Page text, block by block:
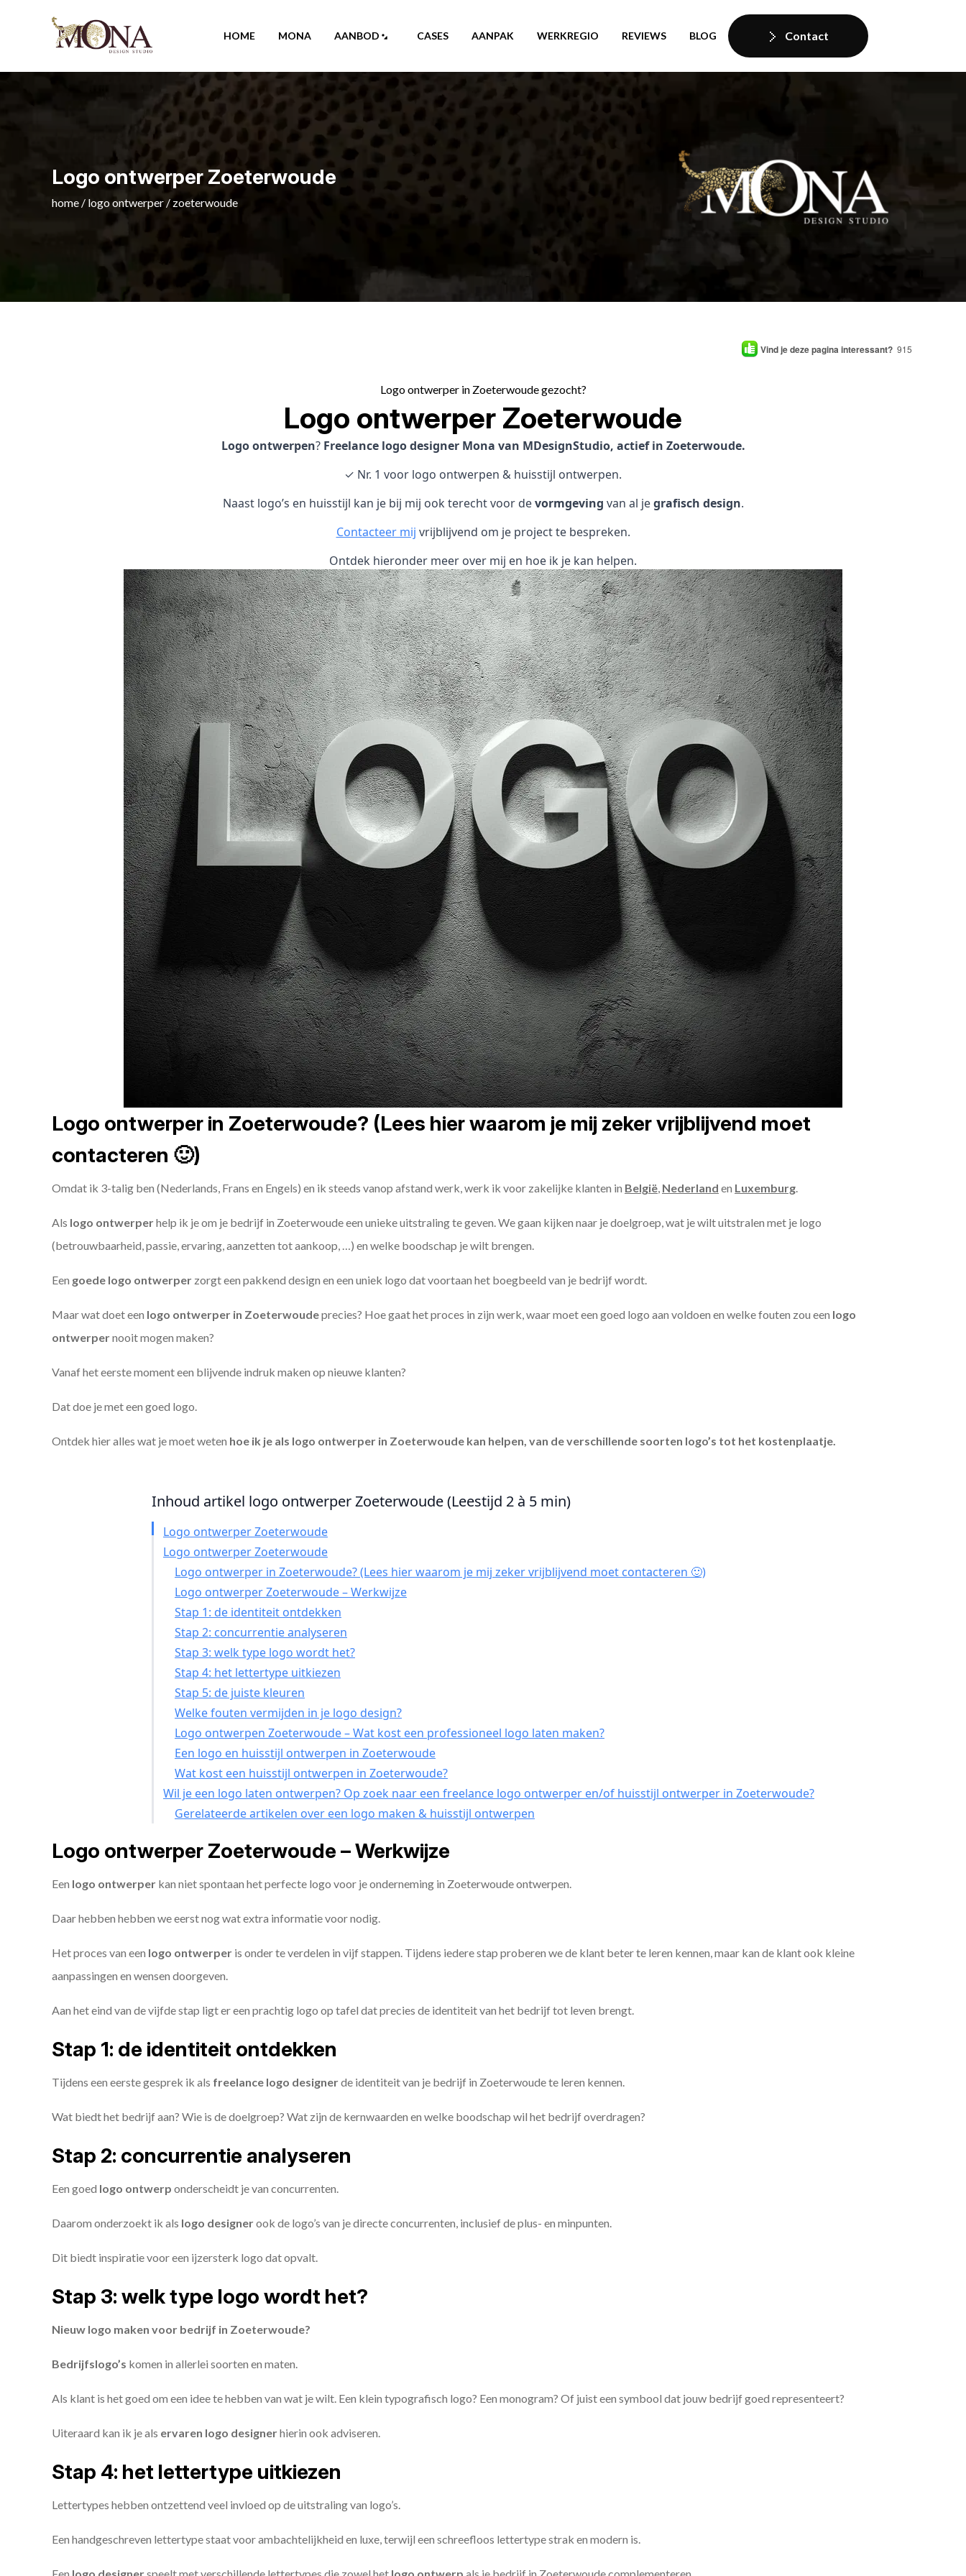
HOME MONA AANBOD CASES AANPAK WERKREGIO REVIEWS BLOG Contact
Logo ontwerper Zoeterwoude
home / logo ontwerper /zoeterwoude
Vind je deze pagina interessant? 915
Logo ontwerper in Zoeterwoude gezocht?
Logo ontwerper Zoeterwoude
Logo ontwerpen? Freelance logo designer Mona van MDesignStudio, actief in Zoeterwoude.
✓ Nr. 1 voor logo ontwerpen & huisstijl ontwerpen.
Naast logo’s en huisstijl kan je bij mij ook terecht voor devormgeving van al jegrafisch design.
Contacteer mij vrijblijvend om je project te bespreken.
Ontdek hieronder meer over mij en hoe ik je kan helpen.
Logo ontwerper in Zoeterwoude? (Lees hier waarom je mij zeker vrijblijvend moet
contacteren 🙂)
Omdat ik 3-talig ben (Nederlands, Frans en Engels) en ik steeds vanop afstand werk, werk ik voor zakelijke klanten in België, Nederland en Luxemburg.
Als logo ontwerperhelp ik je om je bedrijf in Zoeterwoude een unieke uitstraling te geven. We gaan kijken naar je doelgroep, wat je wilt uitstralen met je logo
(betrouwbaarheid, passie, ervaring, aanzetten tot aankoop, …) en welke boodschap je wilt brengen.
Een goede logo ontwerper zorgt een pakkend design en een uniek logo dat voortaan het boegbeeld van je bedrijf wordt.
Maar wat doet een logo ontwerper in Zoeterwoudeprecies? Hoe gaat het proces in zijn werk, waar moet een goed logo aan voldoen en welke fouten zou een logo
ontwerpernooit mogen maken?
Vanaf het eerste moment een blijvende indruk maken op nieuwe klanten?
Dat doe je met een goed logo.
Ontdek hier alles wat je moet weten hoe ik je als logo ontwerper in Zoeterwoude kan helpen, van de verschillende soorten logo’s tot het kostenplaatje.
Inhoud artikel logo ontwerper Zoeterwoude (Leestijd 2 à 5 min)
Logo ontwerper Zoeterwoude
Logo ontwerper Zoeterwoude
Logo ontwerper in Zoeterwoude? (Lees hier waarom je mij zeker vrijblijvend moet contacteren 🙂)
Logo ontwerper Zoeterwoude – Werkwijze
Stap 1: de identiteit ontdekken
Stap 2: concurrentie analyseren
Stap 3: welk type logo wordt het?
Stap 4: het lettertype uitkiezen
Stap 5: de juiste kleuren
Welke fouten vermijden in je logo design?
Logo ontwerpen Zoeterwoude – Wat kost een professioneel logo laten maken?
Een logo en huisstijl ontwerpen in Zoeterwoude
Wat kost een huisstijl ontwerpen in Zoeterwoude?
Wil je een logo laten ontwerpen? Op zoek naar een freelance logo ontwerper en/of huisstijl ontwerper in Zoeterwoude?
Gerelateerde artikelen over een logo maken & huisstijl ontwerpen
Logo ontwerper Zoeterwoude – Werkwijze
Een logo ontwerper kan niet spontaan het perfecte logo voor je onderneming in Zoeterwoude ontwerpen.
Daar hebben hebben we eerst nog wat extra informatie voor nodig.
Het proces van een logo ontwerper is onder te verdelen in vijf stappen. Tijdens iedere stap proberen we de klant beter te leren kennen, maar kan de klant ook kleine
aanpassingen en wensen doorgeven.
Aan het eind van de vijfde stap ligt er een prachtig logo op tafel dat precies de identiteit van het bedrijf tot leven brengt.
Stap 1: de identiteit ontdekken
Tijdens een eerste gesprek ik als freelance logo designerde identiteit van je bedrijf in Zoeterwoude te leren kennen.
Wat biedt het bedrijf aan? Wie is de doelgroep? Wat zijn de kernwaarden en welke boodschap wil het bedrijf overdragen?
Stap 2: concurrentie analyseren
Een goed logo ontwerp onderscheidt je van concurrenten.
Daarom onderzoekt ik als logo designerook de logo’s van je directe concurrenten, inclusief de plus- en minpunten.
Dit biedt inspiratie voor een ijzersterk logo dat opvalt.
Stap 3: welk type logo wordt het?
Nieuw logo maken voor bedrijf in Zoeterwoude?
Bedrijfslogo’s komen in allerlei soorten en maten.
Als klant is het goed om een idee te hebben van wat je wilt. Een klein typografisch logo? Een monogram? Of juist een symbool dat jouw bedrijf goed representeert?
Uiteraard kan ik je als ervaren logo designerhierin ook adviseren.
Stap 4: het lettertype uitkiezen
Lettertypes hebben ontzettend veel invloed op de uitstraling van logo’s.
Een handgeschreven lettertype staat voor ambachtelijkheid en luxe, terwijl een schreefloos lettertype strak en modern is.